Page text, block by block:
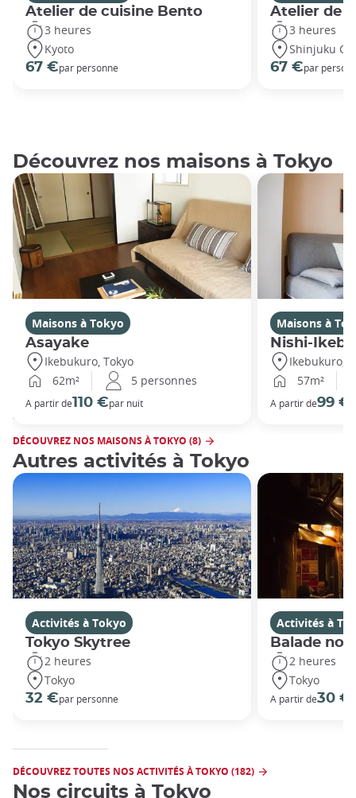
Atelier de cuisine Bento
3 heures
Kyoto
67 €par personne
Atelier de
3 heures
Shinjuku
67 €par
Découvrez nos maisons à Tokyo
Maisons à Tokyo
Asayake
Ikebukuro, Tokyo
62m²
5 personnes
A partir de110 €par nuit
Maisons à
Nishi-
Ikebukuro,
57m²
A partir de99 €
DÉCOUVREZ NOS MAISONS À TOKYO (8)
Autres activités à Tokyo
Activités à Tokyo
Tokyo Skytree
2 heures
Tokyo
32 €par personne
Activités à
Balade
2 heures
Tokyo
A partir de30 €
DÉCOUVREZ TOUTES NOS ACTIVITÉS À TOKYO (182)
Nos circuits à Tokyo